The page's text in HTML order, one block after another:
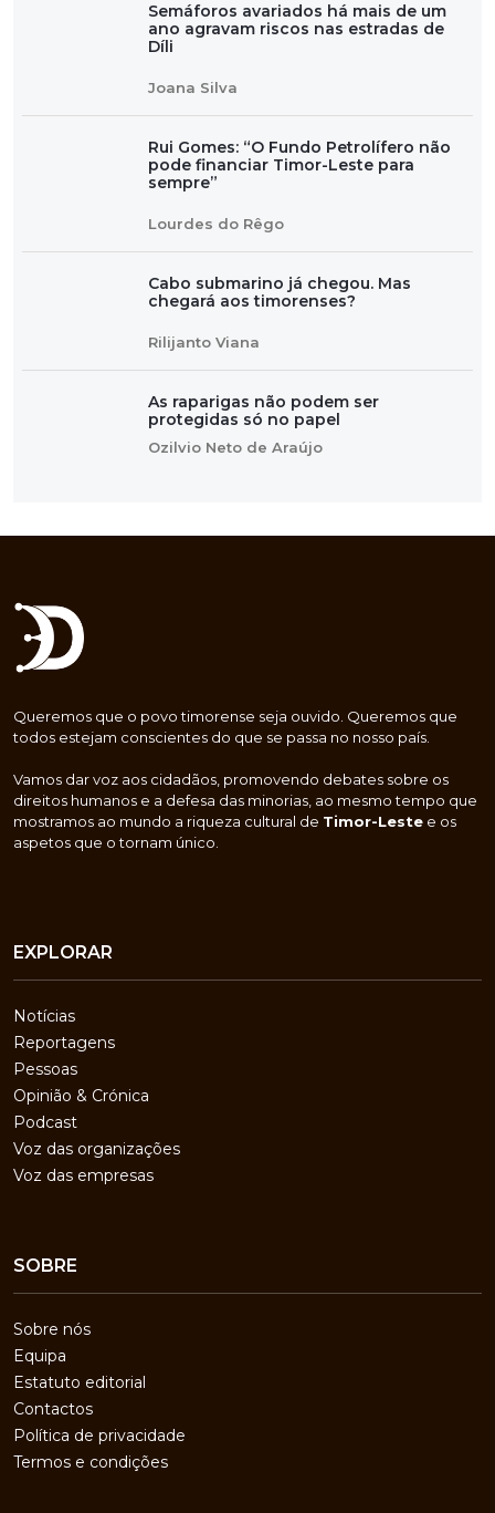
Semáforos avariados há mais de um
ano agravam riscos nas estradas de
Díli
Joana Silva
Rui Gomes: “O Fundo Petrolífero não
pode financiar Timor-Leste para
sempre”
Lourdes do Rêgo
Cabo submarino já chegou. Mas
chegará aos timorenses?
Rilijanto Viana
As raparigas não podem ser
protegidas só no papel
Ozilvio Neto de Araújo
Queremos que o povo timorense seja ouvido. Queremos que
todos estejam conscientes do que se passa no nosso país.
Vamos dar voz aos cidadãos, promovendo debates sobre os
direitos humanos e a defesa das minorias, ao mesmo tempo que
mostramos ao mundo a riqueza cultural de Timor-Leste e os
aspetos que o tornam único.
EXPLORAR
Notícias
Reportagens
Pessoas
Opinião & Crónica
Podcast
Voz das organizações
Voz das empresas
SOBRE
Sobre nós
Equipa
Estatuto editorial
Contactos
Política de privacidade
Termos e condições